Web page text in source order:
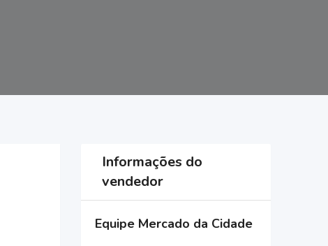
Informações do
vendedor
Equipe Mercado da Cidade